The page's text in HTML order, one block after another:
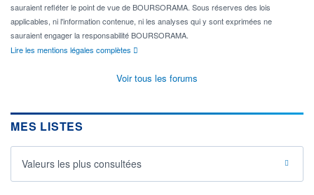
sauraient refléter le point de vue de BOURSORAMA. Sous réserves des lois
applicables, ni l'information contenue, ni les analyses qui y sont exprimées ne
sauraient engager la responsabilité BOURSORAMA.
Lire les mentions légales complètes
Voir tous les forums
MES LISTES
Valeurs les plus consultées